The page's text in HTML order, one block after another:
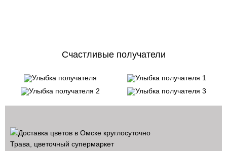
Счастливые получатели
Трава, цветочный супермаркет